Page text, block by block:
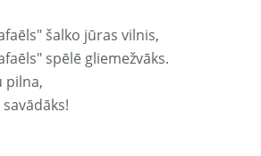
šalko jūras vilnis,
spēlē gliemežvāks.
pilna,